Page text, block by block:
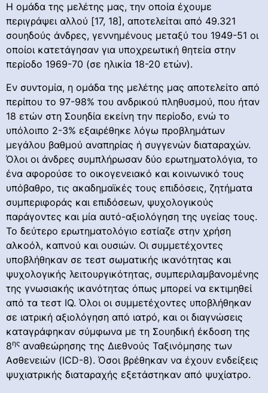
Η ομάδα της μελέτης μας, την οποία έχουμε
περιγράψει αλλού [17, 18], αποτελείται από 49.321
σουηδούς άνδρες, γεννημένους μεταξύ του 1949-51 οι
οποίοι κατετάγησαν για υποχρεωτική θητεία στην
περίοδο 1969-70 (σε ηλικία 18-20 ετών).
Εν συντομία, η ομάδα της μελέτης μας αποτελείτο από
περίπου το 97-98% του ανδρικού πληθυσμού, που ήταν
18 ετών στη Σουηδία εκείνη την περίοδο, ενώ το
υπόλοιπο 2-3% εξαιρέθηκε λόγω προβλημάτων
μεγάλου βαθμού αναπηρίας ή συγγενών διαταραχών.
Όλοι οι άνδρες συμπλήρωσαν δύο ερωτηματολόγια, το
ένα αφορούσε το οικογενειακό και κοινωνικό τους
υπόβαθρο, τις ακαδημαϊκές τους επιδόσεις, ζητήματα
συμπεριφοράς και επιδόσεων, ψυχολογικούς
παράγοντες και μία αυτό-αξιολόγηση της υγείας τους.
Το δεύτερο ερωτηματολόγιο εστίαζε στην χρήση
αλκοόλ, καπνού και ουσιών. Οι συμμετέχοντες
υποβλήθηκαν σε τεστ σωματικής ικανότητας και
ψυχολογικής λειτουργικότητας, συμπεριλαμβανομένης
της γνωσιακής ικανότητας όπως μπορεί να εκτιμηθεί
από τα τεστ IQ. Όλοι οι συμμετέχοντες υποβλήθηκαν
σε ιατρική αξιολόγηση από ιατρό, και οι διαγνώσεις
καταγράφηκαν σύμφωνα με τη Σουηδική έκδοση της
8ης αναθεώρησης της Διεθνούς Ταξινόμησης των
Ασθενειών (ICD-8). Όσοι βρέθηκαν να έχουν ενδείξεις
ψυχιατρικής διαταραχής εξετάστηκαν από ψυχίατρο.